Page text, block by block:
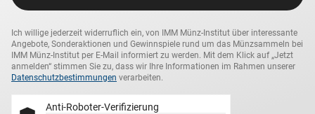
Ich willige jederzeit widerruflich ein, von IMM Münz-Institut über interessante
Angebote, Sonderaktionen und Gewinnspiele rund um das Münzsammeln bei
IMM Münz-Institut per E-Mail informiert zu werden. Mit dem Klick auf „Jetzt
anmelden“ stimmen Sie zu, dass wir Ihre Informationen im Rahmen unserer
Datenschutzbestimmungen verarbeiten.
Anti-Roboter-Verifizierung